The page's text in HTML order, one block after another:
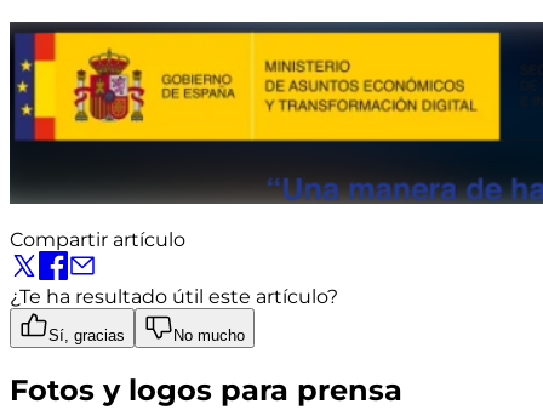
Compartir artículo
¿Te ha resultado útil este artículo?
Sí, gracias No mucho
Fotos y logos para prensa